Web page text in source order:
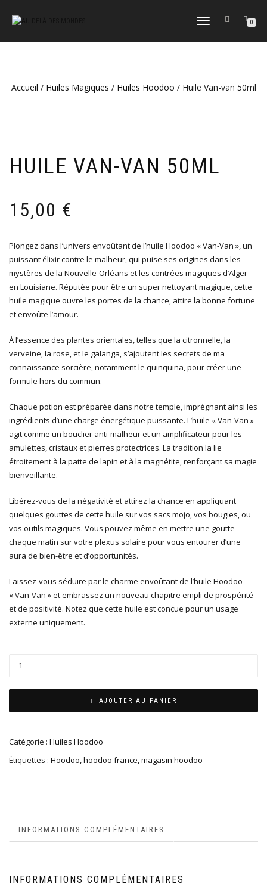
DÉPLIER
NAVIGATION
0
Accueil / Huiles Magiques / Huiles Hoodoo / Huile Van-van 50ml
HUILE VAN-VAN 50ML
15,00 €
Plongez dans l’univers envoûtant de l’huile Hoodoo « Van-Van », un
puissant élixir contre le malheur, qui puise ses origines dans les
mystères de la Nouvelle-Orléans et les contrées magiques d’Alger
en Louisiane. Réputée pour être un super nettoyant magique, cette
huile magique ouvre les portes de la chance, attire la bonne fortune
et envoûte l’amour.
À l’essence des plantes orientales, telles que la citronnelle, la
verveine, la rose, et le galanga, s’ajoutent les secrets de ma
connaissance sorcière, notamment le quinquina, pour créer une
formule hors du commun.
Chaque potion est préparée dans notre temple, imprégnant ainsi les
ingrédients d’une charge énergétique puissante. L’huile « Van-Van »
agit comme un bouclier anti-malheur et un amplificateur pour les
amulettes, cristaux et pierres protectrices. La tradition la lie
étroitement à la patte de lapin et à la magnétite, renforçant sa magie
bienveillante.
Libérez-vous de la négativité et attirez la chance en appliquant
quelques gouttes de cette huile sur vos sacs mojo, vos bougies, ou
vos outils magiques. Vous pouvez même en mettre une goutte
chaque matin sur votre plexus solaire pour vous entourer d’une
aura de bien-être et d’opportunités.
Laissez-vous séduire par le charme envoûtant de l’huile Hoodoo
« Van-Van » et embrassez un nouveau chapitre empli de prospérité
et de positivité. Notez que cette huile est conçue pour un usage
externe uniquement.
AJOUTER AU PANIER
Catégorie : Huiles Hoodoo
Étiquettes : Hoodoo,hoodoo france,magasin hoodoo
INFORMATIONS COMPLÉMENTAIRES
INFORMATIONS COMPLÉMENTAIRES